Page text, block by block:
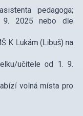
pedagoga;
9. 2025 nebo dle
K Lukám (Libuš) na
učitele od 1. 9.
volná místa pro